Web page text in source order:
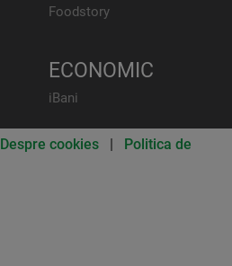
Foodstory
ECONOMIC
iBani
Despre cookies | Politica de